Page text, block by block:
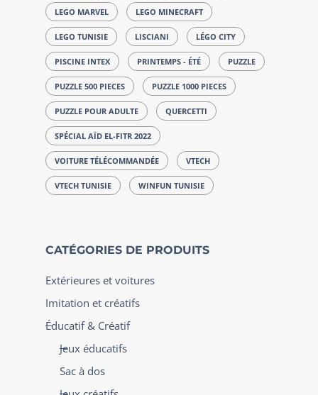
LEGO MARVEL LEGO MINECRAFT
LEGO TUNISIE LISCIANI LÉGO CITY
PISCINE INTEX PRINTEMPS - ÉTÉ PUZZLE
PUZZLE 500 PIECES PUZZLE 1000 PIECES
PUZZLE POUR ADULTE QUERCETTI
SPÉCIAL AÏD EL-FITR 2022
VOITURE TÉLÉCOMMANDÉE VTECH
VTECH TUNISIE WINFUN TUNISIE
CATÉGORIES DE PRODUITS
Extérieures et voitures
Imitation et créatifs
Éducatif & Créatif
Jeux éducatifs
Sac à dos